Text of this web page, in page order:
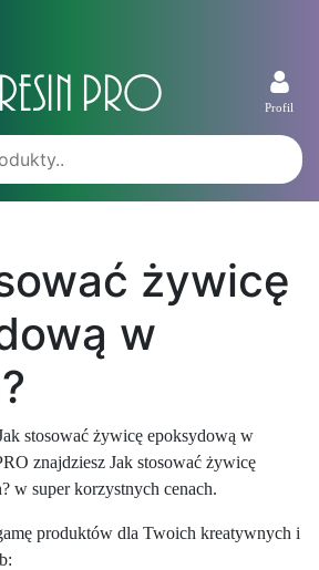
Profil
żywicę
w
stosować żywicę epoksydową w
znajdziesz Jak stosować żywicę
w super korzystnych cenach.
produktów dla Twoich kreatywnych i